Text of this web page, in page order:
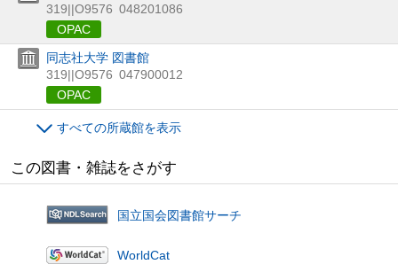
319||O9576 048201086
OPAC
同志社大学 図書館
319||O9576 047900012
OPAC
すべての所蔵館を表示
この図書・雑誌をさがす
国立国会図書館サーチ
WorldCat